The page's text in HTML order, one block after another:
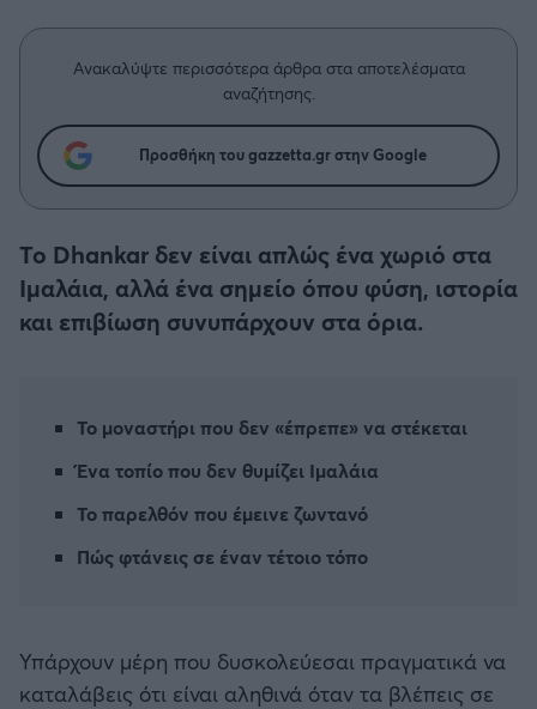
Άρης
ΟΦΗ
Ατρόμητος Αθηνών
Αστέρας Τρίπολης
Καλαμάτα
Μπαρτσελόνα
Μια Ιστορία από την Πόλη
Ανακαλύψτε περισσότερα άρθρα στα αποτελέσματα
αναζήτησης.
Προσθήκη του gazzetta.gr στην Google
Το Dhankar δεν είναι απλώς ένα χωριό στα
Ιμαλάια, αλλά ένα σημείο όπου φύση, ιστορία
και επιβίωση συνυπάρχουν στα όρια.
Το μοναστήρι που δεν «έπρεπε» να στέκεται
Ένα τοπίο που δεν θυμίζει Ιμαλάια
Το παρελθόν που έμεινε ζωντανό
Πώς φτάνεις σε έναν τέτοιο τόπο
Υπάρχουν μέρη που δυσκολεύεσαι πραγματικά να
καταλάβεις ότι είναι αληθινά όταν τα βλέπεις σε